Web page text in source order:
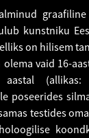
kunstniku
on hilisem
vaid 16-
(allikas:
poseerides
testides